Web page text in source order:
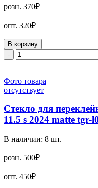
розн. 370₽
опт. 320₽
В корзину
-
Фото товара
отсутствует
Стекло для
11.5 s 2024 matte
В наличии: 8 шт.
розн. 500₽
опт. 450₽